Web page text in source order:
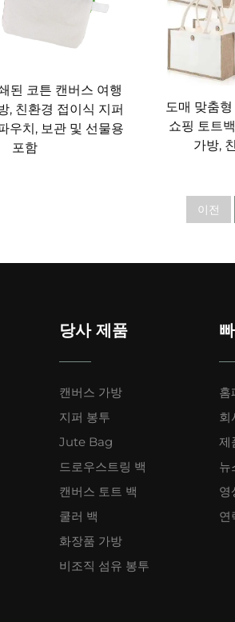
황에도 조직적으로 대비할 수 있습니다.
품입니다. 큰 줄무늬 더플백은 주말
트백은 탑승 수하물로 활용하기 좋으
수 있습니다. 해변으로 향할 때는 수
니다. 사용하지 않을 때는 작게 접어
할 수 있으므로 더러워지는 것을 걱
험을 위해 언제나 준비되어 있습니다.
기를 더할 수 있습니다. 많은 마대 자
원들에게 회사 로고가 인쇄된 브랜드
효과도 있습니다. 고객 미팅을 위해
주는 실용적이고 전문적인 선택입니다.
사 및 특별한 자리에서 인기 있는 선
된 코튼 캔버스 여행
, 친환경 접이식 지퍼
우치, 보관 및 선물용
포함
도매 맞춤
쇼핑 토트
가방,
이전
당사 제품
캔버스 가방
지퍼 봉투
Jute Bag
드로우스트링 백
캔버스 토트 백
쿨러 백
화장품 가방
비조직 섬유 봉투
홈
회
제
뉴
영
연